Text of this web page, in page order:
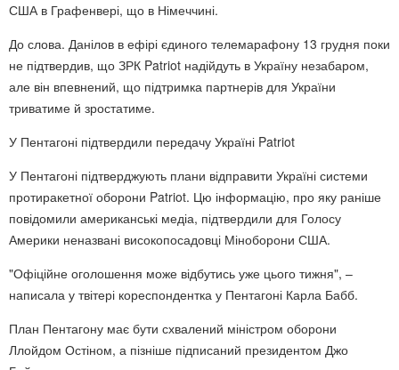
США в Графенвері, що в Німеччині.
До слова. Данілов в ефірі єдиного телемарафону 13 грудня поки
не підтвердив, що ЗРК Patriot надійдуть в Україну незабаром,
але він впевнений, що підтримка партнерів для України
триватиме й зростатиме.
У Пентагоні підтвердили передачу Україні Patriot
У Пентагоні підтверджують плани відправити Україні системи
протиракетної оборони Patriot. Цю інформацію, про яку раніше
повідомили американські медіа, підтвердили для Голосу
Америки неназвані високопосадовці Міноборони США.
"Офіційне оголошення може відбутись уже цього тижня", –
написала у твітері кореспондентка у Пентагоні Карла Бабб.
План Пентагону має бути схвалений міністром оборони
Ллойдом Остіном, а пізніше підписаний президентом Джо